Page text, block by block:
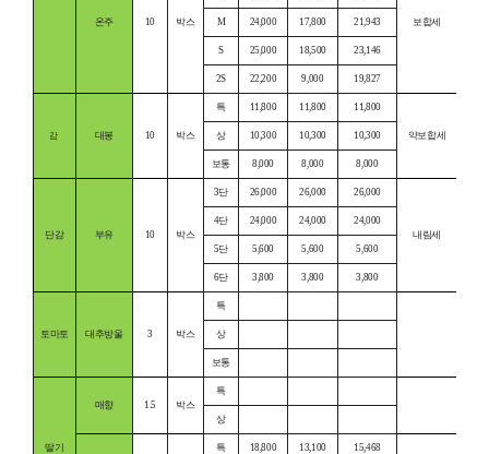
온주 10 박스 보합세
M 24,000 17,800 21,943
S 25,000 18,500 23,146
2S 22,200 9,000 19,827
감 대봉 10 박스
특 11,800 11,800 11,800
약보합세
상 10,300 10,300 10,300
보통 8,000 8,000 8,000
단감 부유 10 박스
3단 26,000 26,000 26,000
내림세
4단 24,000 24,000 24,000
5단 5,600 5,600 5,600
6단 3,800 3,800 3,800
토마토 대추방울 3 박스
특
상
보통
딸기
매향 1.5 박스
특
상
특 18,800 13,100 15,468